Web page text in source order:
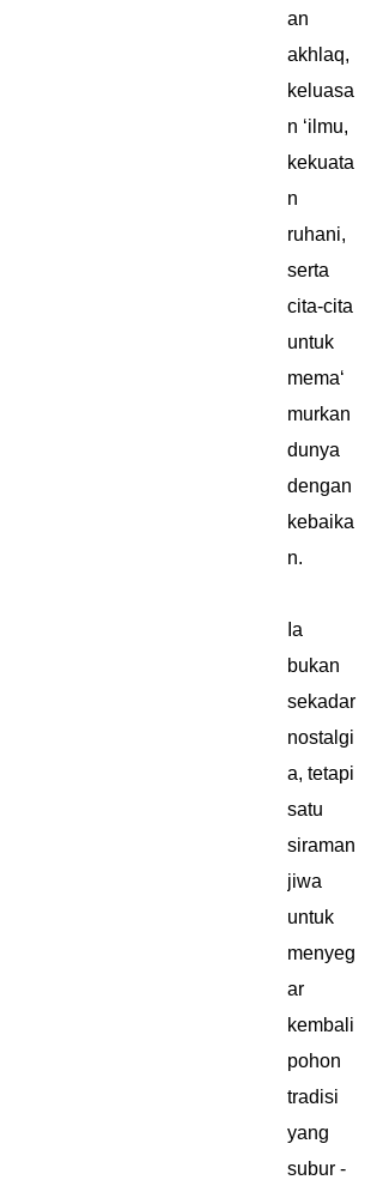
an
akhlaq,
keluasa
n ‘ilmu,
kekuata
n
ruhani,
serta
cita-cita
untuk
mema‘
murkan
dunya
dengan
kebaika
n.
Ia
bukan
sekadar
nostalgi
a, tetapi
satu
siraman
jiwa
untuk
menyeg
ar
kembali
pohon
tradisi
yang
subur -